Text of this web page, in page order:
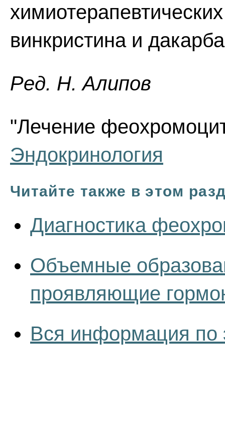
винкристина и
Ред. Н. Алипов
"Лечение
Эндокринология
Читайте также в этом
Диагностика
Объемные
проявляющие
Вся информация по